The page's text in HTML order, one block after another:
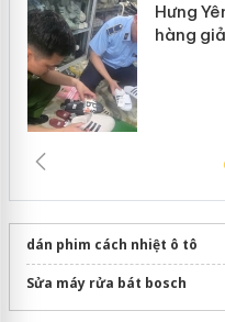
Hưng
hàng
dán phim cách nhiệt ô tô
Sửa máy rửa bát bosch